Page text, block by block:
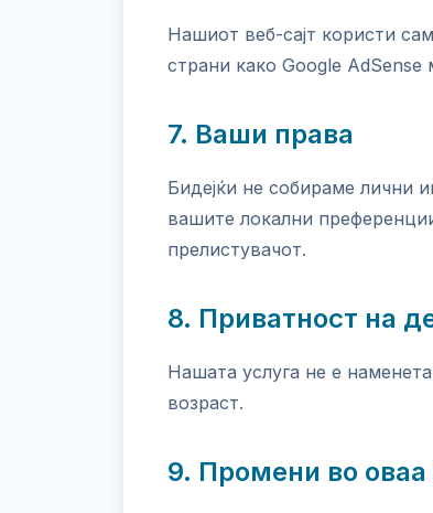
Нашиот веб-сајт користи
страни како Google
7. Ваши права
Бидејќи не собираме
вашите локални
прелистувачот.
8. Приватност на
Нашата услуга не е
возраст.
9. Промени во оваа